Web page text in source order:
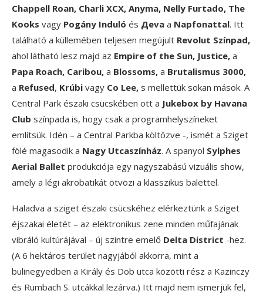
Chappell Roan, Charli XCX, Anyma, Nelly Furtado, The
Kooks vagy Pogány Induló és Дeva a Napfonattal. Itt
található a küllemében teljesen megújult Revolut Színpad,
ahol látható lesz majd az Empire of the Sun, Justice, a
Papa Roach, Caribou, a Blossoms, a Brutalismus 3000,
a Refused, Krúbi vagy Co Lee, s mellettük sokan mások. A
Central Park északi csücskében ott a Jukebox by Havana
Club színpada is, hogy csak a programhelyszíneket
említsük. Idén – a Central Parkba költözve -, ismét a Sziget
fölé magasodik a Nagy Utcaszínház. A spanyol Sylphes
Aerial Ballet produkciója egy nagyszabású vizuális show,
amely a légi akrobatikát ötvözi a klasszikus balettel.
Haladva a sziget északi csücskéhez elérkeztünk a Sziget
éjszakai életét – az elektronikus zene minden műfajának
vibráló kultúrájával – új szintre emelő Delta District -hez.
(A 6 hektáros terület nagyjából akkorra, mint a
bulinegyedben a Király és Dob utca közötti rész a Kazinczy
és Rumbach S. utcákkal lezárva.) Itt majd nem ismerjük fel,